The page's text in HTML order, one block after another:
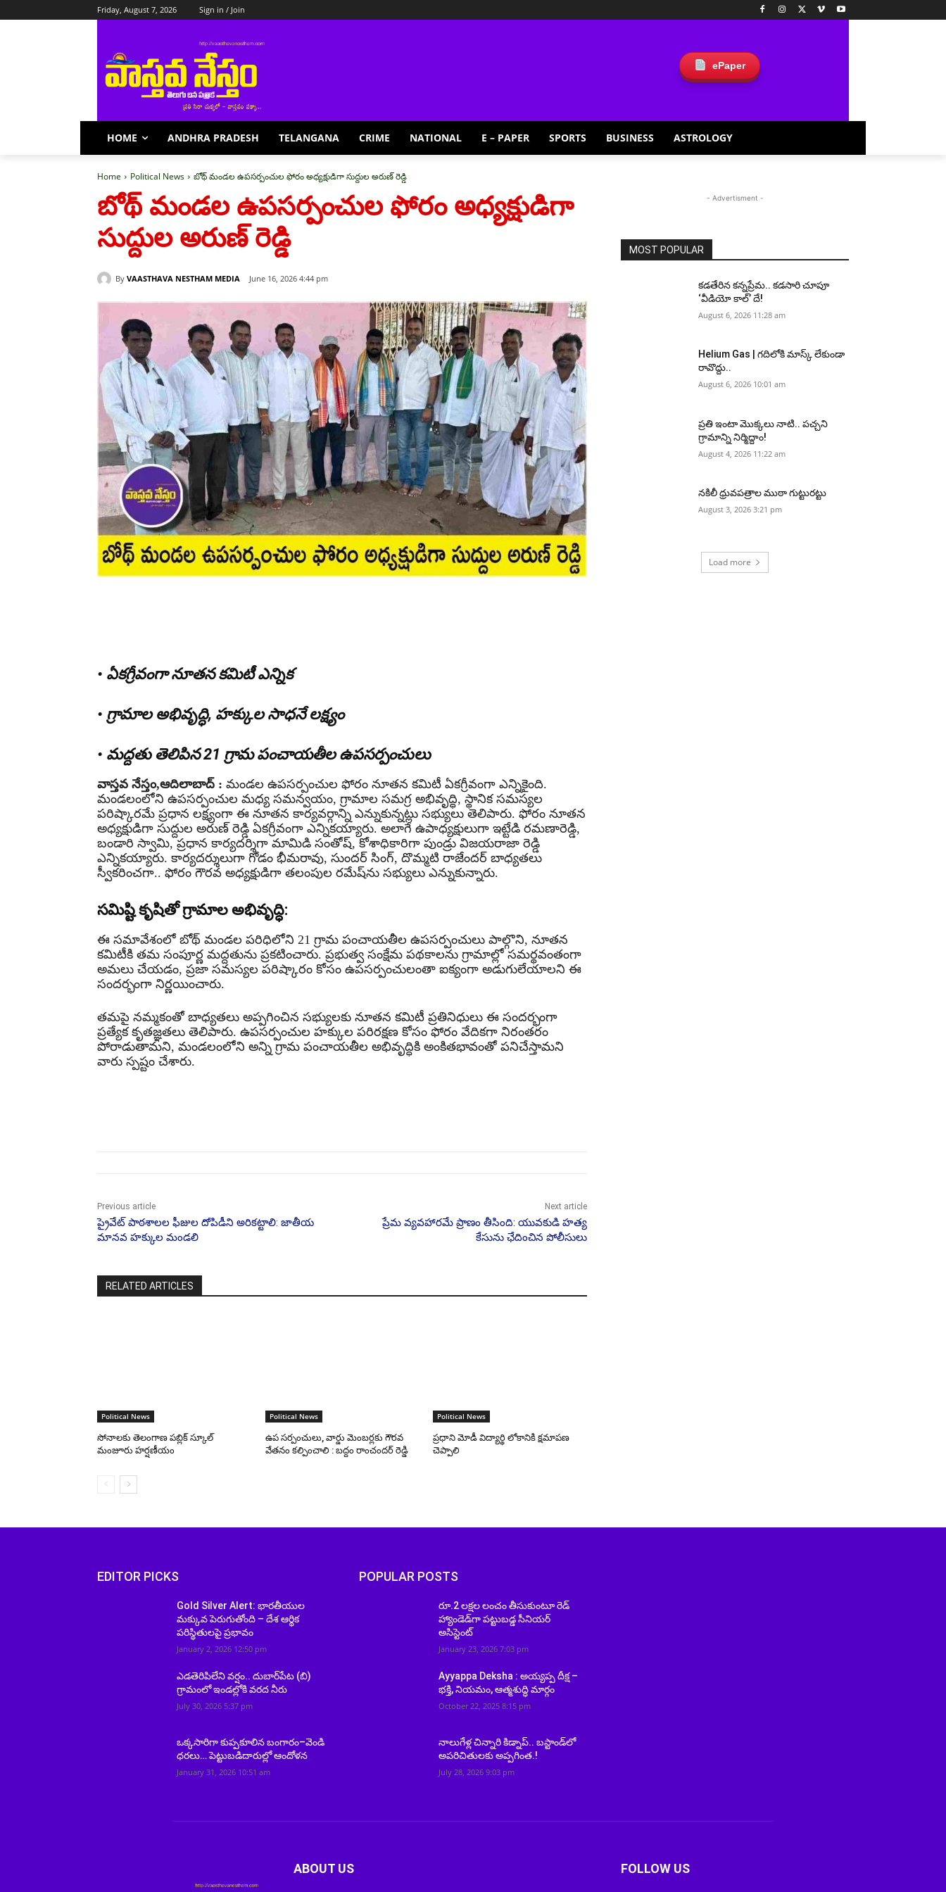
Friday, August 7, 2026 Sign in / Join
ePaper
HOME ANDHRA PRADESH TELANGANA CRIME NATIONAL E – PAPER SPORTS BUSINESS ASTROLOGY
Home Political News బోథ్ మండల ఉపసర్పంచుల ఫోరం అధ్యక్షుడిగా సుద్దుల అరుణ్ రెడ్డి
బోథ్ మండల ఉపసర్పంచుల ఫోరం అధ్యక్షుడిగా
సుద్దుల అరుణ్ రెడ్డి
By VAASTHAVA NESTHAM MEDIA June 16, 2026 4:44 pm
• ఏకగ్రీవంగా నూతన కమిటీ ఎన్నిక
• గ్రామాల అభివృద్ధి, హక్కుల సాధనే లక్ష్యం
• మద్దతు తెలిపిన 21 గ్రామ పంచాయతీల ఉపసర్పంచులు
వాస్తవ నేస్తం,ఆదిలాబాద్ : మండల ఉపసర్పంచుల ఫోరం నూతన కమిటీ ఏకగ్రీవంగా ఎన్నికైంది.
మండలంలోని ఉపసర్పంచుల మధ్య సమన్వయం, గ్రామాల సమగ్ర అభివృద్ధి, స్థానిక సమస్యల
పరిష్కారమే ప్రధాన లక్ష్యంగా ఈ నూతన కార్యవర్గాన్ని ఎన్నుకున్నట్లు సభ్యులు తెలిపారు. ఫోరం నూతన
అధ్యక్షుడిగా సుద్దుల అరుణ్ రెడ్డి ఏకగ్రీవంగా ఎన్నికయ్యారు. అలాగే ఉపాధ్యక్షులుగా ఇట్టేడి రమణారెడ్డి,
బండారి స్వామి, ప్రధాన కార్యదర్శిగా మామిడి సంతోష్, కోశాధికారిగా పుండ్రు విజయరాజా రెడ్డి
ఎన్నికయ్యారు. కార్యదర్శులుగా గోడం భీమరావు, సుందర్ సింగ్, దొమ్మటి రాజేందర్ బాధ్యతలు
స్వీకరించగా.. ఫోరం గౌరవ అధ్యక్షుడిగా తలంపుల రమేష్‌ను సభ్యులు ఎన్నుకున్నారు.
సమిష్టి కృషితో గ్రామాల అభివృద్ధి:
ఈ సమావేశంలో బోథ్ మండల పరిధిలోని 21 గ్రామ పంచాయతీల ఉపసర్పంచులు పాల్గొని, నూతన
కమిటీకి తమ సంపూర్ణ మద్దతును ప్రకటించారు. ప్రభుత్వ సంక్షేమ పథకాలను గ్రామాల్లో సమర్థవంతంగా
అమలు చేయడం, ప్రజా సమస్యల పరిష్కారం కోసం ఉపసర్పంచులంతా ఐక్యంగా అడుగులేయాలని ఈ
సందర్భంగా నిర్ణయించారు.
తమపై నమ్మకంతో బాధ్యతలు అప్పగించిన సభ్యులకు నూతన కమిటీ ప్రతినిధులు ఈ సందర్భంగా
ప్రత్యేక కృతజ్ఞతలు తెలిపారు. ఉపసర్పంచుల హక్కుల పరిరక్షణ కోసం ఫోరం వేదికగా నిరంతరం
పోరాడుతామని, మండలంలోని అన్ని గ్రామ పంచాయతీల అభివృద్ధికి అంకితభావంతో పనిచేస్తామని
వారు స్పష్టం చేశారు.
Previous article
ప్రైవేట్ పాఠశాలల ఫీజుల దోపిడీని అరికట్టాలి: జాతీయ
మానవ హక్కుల మండలి
Next article
ప్రేమ వ్యవహారమే ప్రాణం తీసింది: యువకుడి హత్య
కేసును ఛేదించిన పోలీసులు
RELATED ARTICLES
Political News
సోనాలకు తెలంగాణ పబ్లిక్ స్కూల్
మంజూరు హర్షణీయం
Political News
ఉప సర్పంచులు, వార్డు మెంబర్లకు గౌరవ
వేతనం కల్పించాలి : బద్దం రాంచందర్ రెడ్డి
Political News
ప్రధాని మోడీ విద్యార్థి లోకానికి క్షమాపణ
చెప్పాలి
- Advertisment -
MOST POPULAR
కడతేరిన కన్నప్రేమ.. కడసారి చూపూ
‘వీడియో కాల్’ దే!
August 6, 2026 11:28 am
Helium Gas | గదిలోకి మాస్క్ లేకుండా
రావొద్దు..
August 6, 2026 10:01 am
ప్రతి ఇంటా మొక్కలు నాటి.. పచ్చని
గ్రామాన్ని నిర్మిద్దాం!
August 4, 2026 11:22 am
నకిలీ ధ్రువపత్రాల ముఠా గుట్టురట్టు
August 3, 2026 3:21 pm
Load more
EDITOR PICKS
Gold Silver Alert: భారతీయుల
మక్కువ పెరుగుతోంది – దేశ ఆర్థిక
పరిస్థితులపై ప్రభావం
January 2, 2026 12:50 pm
ఎడతెరిపిలేని వర్షం.. దుబార్‌పేట (బి)
గ్రామంలో ఇండల్లోకి వరద నీరు
July 30, 2026 5:37 pm
ఒక్కసారిగా కుప్పకూలిన బంగారం–వెండి
ధరలు… పెట్టుబడిదారుల్లో ఆందోళన
January 31, 2026 10:51 am
POPULAR POSTS
రూ.2 లక్షల లంచం తీసుకుంటూ రెడ్
హ్యాండెడ్‌గా పట్టుబడ్డ సీనియర్
అసిస్టెంట్
January 23, 2026 7:03 pm
Ayyappa Deksha : అయ్యప్ప దీక్ష –
భక్తి, నియమం, ఆత్మశుద్ధి మార్గం
October 22, 2025 8:15 pm
నాలుగేళ్ల చిన్నారి కిడ్నాప్.. బస్టాండ్‌లో
అపరిచితులకు అప్పగింత.!
July 28, 2026 9:03 pm
ABOUT US FOLLOW US